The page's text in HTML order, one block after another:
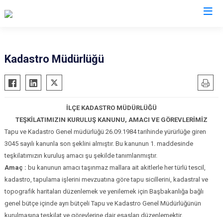
Başmakçı
Bayat
Çobanlar
Dazkırı
Dinar
Evciler
İscehisar
Kızılören
Sandıklı
Şuhut
Sultandağı
Sinanpaşa
Kadastro Müdürlüğü
İLÇE KADASTRO MÜDÜRLÜĞÜ
TEŞKİLATIMIZIN KURULUŞ KANUNU, AMACI VE GÖREVLERİMİZ
Tapu ve Kadastro Genel müdürlüğü 26.09.1984 tarihinde yürürlüğe giren
3045 sayılı kanunla son şeklini almıştır. Bu kanunun 1. maddesinde
teşkilatımızın kuruluş amacı şu şekilde tanımlanmıştır.
Amaç : bu kanunun amacı taşınmaz mallara ait akitlerle her türlü tescil,
kadastro, tapulama işlerini mevzuatına göre tapu sicillerini, kadastral ve
topografik haritaları düzenlemek ve yenilemek için Başbakanlığa bağlı
genel bütçe içinde ayrı bütçeli Tapu ve Kadastro Genel Müdürlüğünün
kurulmasına teşkilat ve görevlerine dair esasları düzenlemektir.